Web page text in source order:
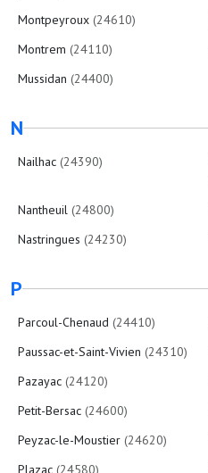
Montpeyroux (24610)
Montrem (24110)
Mussidan (24400)
N
Nailhac (24390)
Nantheuil (24800)
Nastringues (24230)
P
Parcoul-Chenaud (24410)
Paussac-et-Saint-Vivien (24310)
Pazayac (24120)
Petit-Bersac (24600)
Peyzac-le-Moustier (24620)
Plazac (24580)